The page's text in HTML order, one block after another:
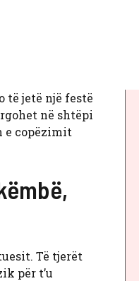
të jetë një festë
në shtëpi
e copëzimit
Të tjerët
për t’u